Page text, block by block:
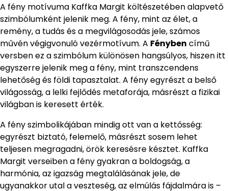
A fény motívuma Kaffka Margit költészetében alapvető
szimbólumként jelenik meg. A fény, mint az élet, a
remény, a tudás és a megvilágosodás jele, számos
művén végigvonuló vezérmotívum. A Fényben című
versben ez a szimbólum különösen hangsúlyos, hiszen itt
egyszerre jelenik meg a fény, mint transzcendens
lehetőség és földi tapasztalat. A fény egyrészt a belső
világosság, a lelki fejlődés metaforája, másrészt a fizikai
világban is keresett érték.
A fény szimbolikájában mindig ott van a kettősség:
egyrészt biztató, felemelő, másrészt sosem lehet
teljesen megragadni, örök keresésre késztet. Kaffka
Margit verseiben a fény gyakran a boldogság, a
harmónia, az igazság megtalálásának jele, de
ugyanakkor utal a veszteség, az elmúlás fájdalmára is –